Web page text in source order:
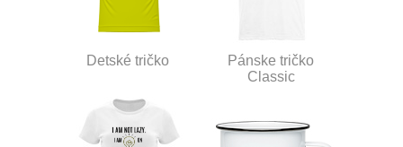
Detské tričko
Pánske tričko
Classic